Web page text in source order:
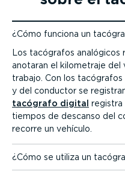
¿Cómo funciona un
Ir al contenido
Los tacógrafos analógicos
anotaran el kilometraje del
trabajo. Con los
y del conductor se
tacógrafo digital registra
tiempos de descanso del
recorre un vehículo.
¿Cómo se utiliza un